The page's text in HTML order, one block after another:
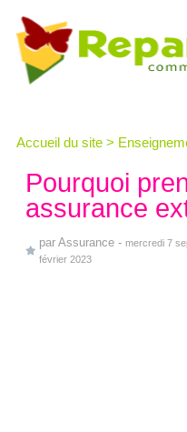
Accueil du site >
Pourquoi
assurance
par Assurance - mercredi 7
février 2023